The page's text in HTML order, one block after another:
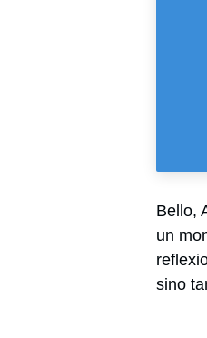
Bello,
sobre
como